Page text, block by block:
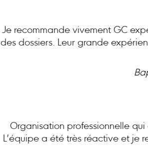
Je recommande vivement GC
des dossiers. Leur grande
Organisation professionnelle
L’équipe a été très réactive et je